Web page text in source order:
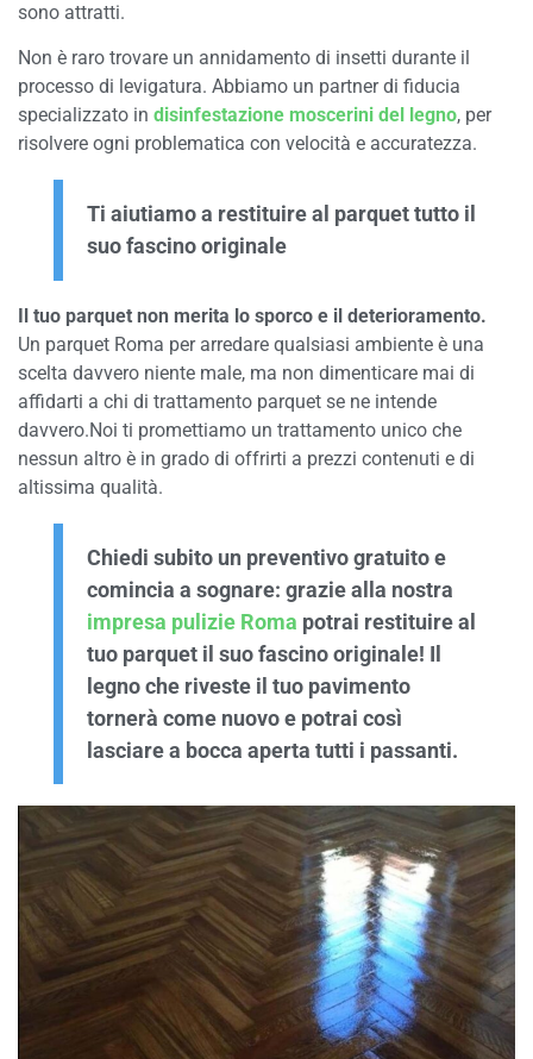
sono attratti.
Non è raro trovare un annidamento di insetti durante il
processo di levigatura. Abbiamo un partner di fiducia
specializzato in disinfestazione moscerini del legno, per
risolvere ogni problematica con velocità e accuratezza.
Ti aiutiamo a restituire al parquet tutto il
suo fascino originale
Il tuo parquet non merita lo sporco e il deterioramento.
Un parquet Roma per arredare qualsiasi ambiente è una
scelta davvero niente male, ma non dimenticare mai di
affidarti a chi di trattamento parquet se ne intende
davvero.Noi ti promettiamo un trattamento unico che
nessun altro è in grado di offrirti a prezzi contenuti e di
altissima qualità.
Chiedi subito un preventivo gratuito e
comincia a sognare: grazie alla nostra
impresa pulizie Roma potrai restituire al
tuo parquet il suo fascino originale! Il
legno che riveste il tuo pavimento
tornerà come nuovo e potrai così
lasciare a bocca aperta tutti i passanti.